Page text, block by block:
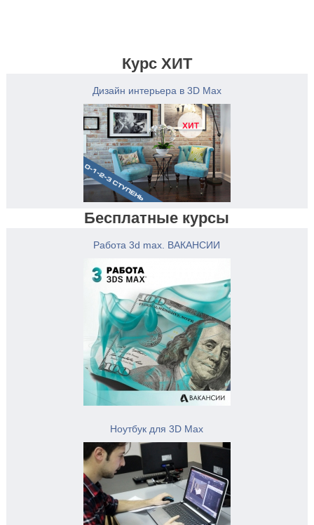
Курс ХИТ
Дизайн интерьера в 3D Max
Бесплатные курсы
Работа 3d max. ВАКАНСИИ
Ноутбук для 3D Max